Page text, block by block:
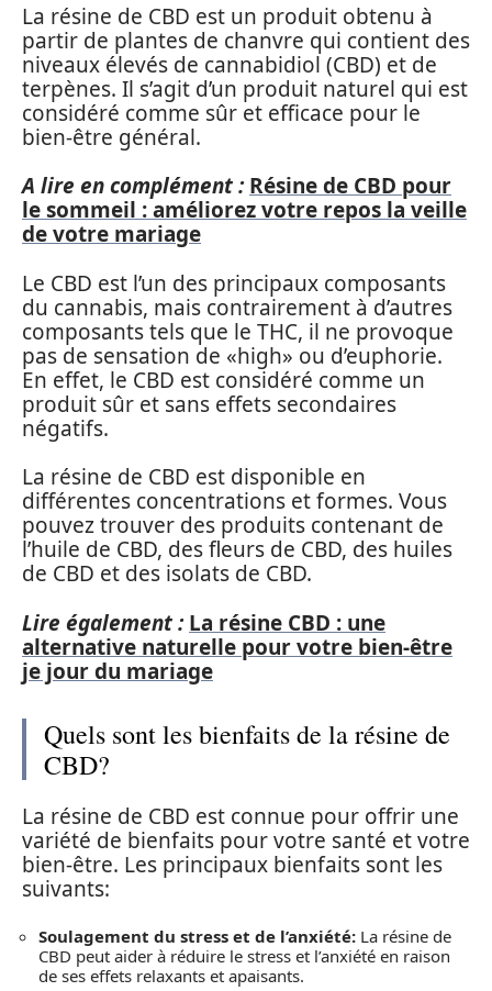
La résine de CBD est un produit obtenu à
partir de plantes de chanvre qui contient des
niveaux élevés de cannabidiol (CBD) et de
terpènes. Il s’agit d’un produit naturel qui est
considéré comme sûr et efficace pour le
bien-être général.
A lire en complément : Résine de CBD pour
le sommeil : améliorez votre repos la veille
de votre mariage
Le CBD est l’un des principaux composants
du cannabis, mais contrairement à d’autres
composants tels que le THC, il ne provoque
pas de sensation de «high» ou d’euphorie.
En effet, le CBD est considéré comme un
produit sûr et sans effets secondaires
négatifs.
La résine de CBD est disponible en
différentes concentrations et formes. Vous
pouvez trouver des produits contenant de
l’huile de CBD, des fleurs de CBD, des huiles
de CBD et des isolats de CBD.
Lire également : La résine CBD : une
alternative naturelle pour votre bien-être
je jour du mariage
Quels sont les bienfaits de la résine de
CBD?
La résine de CBD est connue pour offrir une
variété de bienfaits pour votre santé et votre
bien-être. Les principaux bienfaits sont les
suivants:
Soulagement du stress et de l’anxiété: La résine de
CBD peut aider à réduire le stress et l’anxiété en raison
de ses effets relaxants et apaisants.